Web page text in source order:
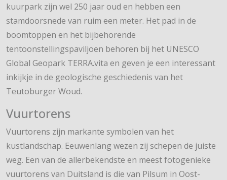
kuurpark zijn wel 250 jaar oud en hebben een
stamdoorsnede van ruim een meter. Het pad in de
boomtoppen en het bijbehorende
tentoonstellingspaviljoen behoren bij het UNESCO
Global Geopark TERRA.vita en geven je een interessant
inkijkje in de geologische geschiedenis van het
Teutoburger Woud.
Vuurtorens
Vuurtorens zijn markante symbolen van het
kustlandschap. Eeuwenlang wezen zij schepen de juiste
weg. Een van de allerbekendste en meest fotogenieke
vuurtorens van Duitsland is die van Pilsum in Oost-